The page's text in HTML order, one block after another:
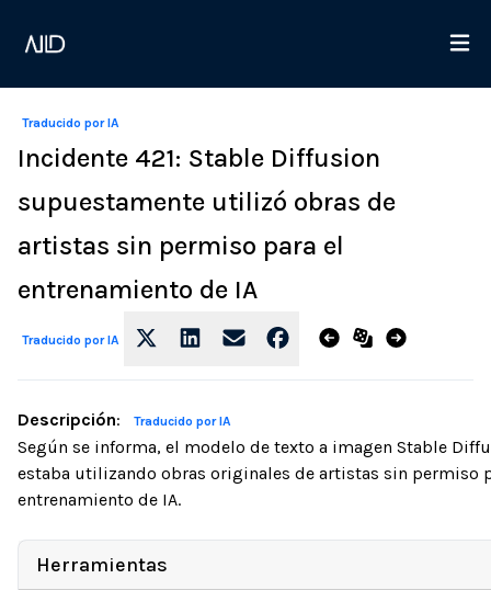
Traducido por IA
Incidente 421: Stable Diffusion
supuestamente utilizó obras de
artistas sin permiso para el
entrenamiento de IA
Traducido por IA
Descripción: Traducido por IA
Según se informa, el modelo de texto a imagen Stable
estaba utilizando obras originales de artistas sin permiso
entrenamiento de IA.
Herramientas